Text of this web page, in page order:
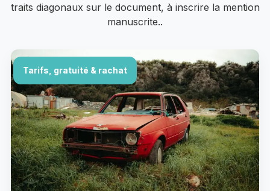
traits diagonaux sur le document, à inscrire la mention
manuscrite..
Tarifs, gratuité & rachat